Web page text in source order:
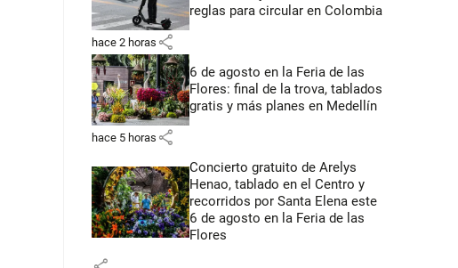
reglas para circular en Colombia
hace 2 horas share
6 de agosto en la Feria de las
Flores: final de la trova, tablados
gratis y más planes en Medellín
hace 5 horas share
Concierto gratuito de Arelys
Henao, tablado en el Centro y
recorridos por Santa Elena este
6 de agosto en la Feria de las
Flores